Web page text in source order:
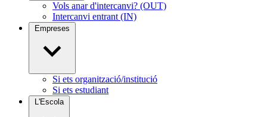
Vols anar d'intercanvi? (OUT)
Intercanvi entrant (IN)
Empreses
Si ets organització/institució
Si ets estudiant
L'Escola